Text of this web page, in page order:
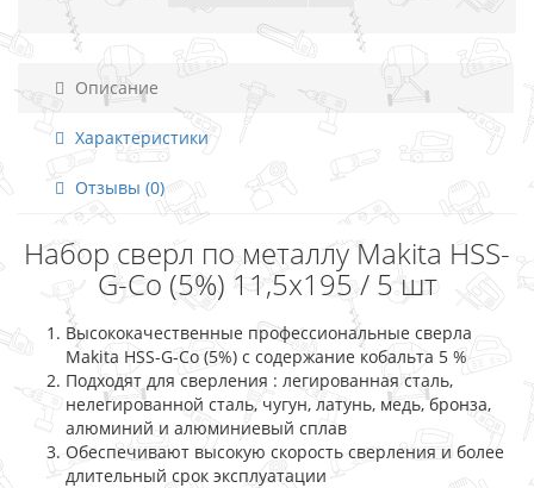
Описание
Характеристики
Отзывы (0)
Набор сверл по металлу Makita HSS-
G-Co (5%) 11,5x195 / 5 шт
Высококачественные профессиональные сверла
Makita HSS-G-Co (5%) с содержание кобальта 5 %
Подходят для сверления : легированная сталь,
нелегированной сталь, чугун, латунь, медь, бронза,
алюминий и алюминиевый сплав
Обеспечивают высокую скорость сверления и более
длительный срок эксплуатации